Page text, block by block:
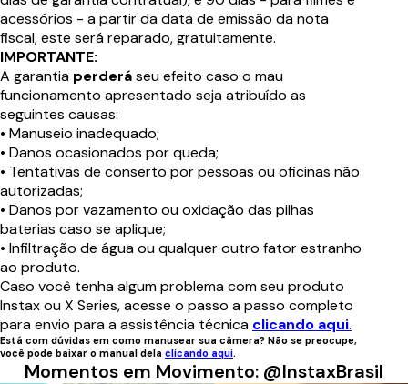
acessórios - a partir da data de emissão da nota
fiscal, este será reparado, gratuitamente.
IMPORTANTE:
A garantia perderáseu efeito caso o mau
funcionamento apresentado seja atribuído as
seguintes causas:
• Manuseio inadequado;
• Danos ocasionados por queda;
• Tentativas de conserto por pessoas ou oficinas não
autorizadas;
• Danos por vazamento ou oxidação das pilhas
baterias caso se aplique;
• Infiltração de água ou qualquer outro fator estranho
ao produto.
Caso você tenha algum problema com seu produto
Instax ou X Series, acesse o passo a passo completo
para envio para a assistência técnica clicando aqui.
Está com dúvidas em como manusear sua câmera? Não se preocupe,
você pode baixar o manual dela clicando aqui.
Momentos em Movimento: @InstaxBrasil
@instaxbrasil